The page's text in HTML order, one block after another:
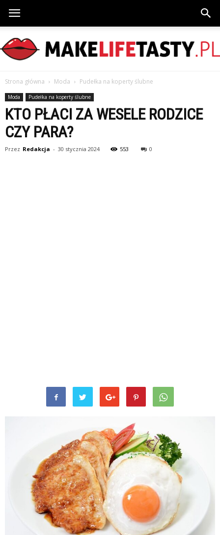
MakeLifeTasty.pl
Strona główna Moda Pudełka na koperty ślubne
Moda Pudełka na koperty ślubne
KTO PŁACI ZA WESELE RODZICE
CZY PARA?
Przez Redakcja - 30 stycznia 2024 553 0